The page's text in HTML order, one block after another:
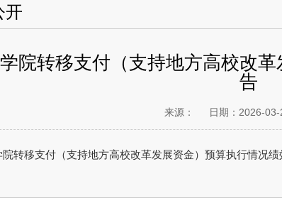
开
院转移支付（支持地方高校改
告
来源： 日期：2026-03-
转移支付（支持地方高校改革发展资金）预算执行情况绩